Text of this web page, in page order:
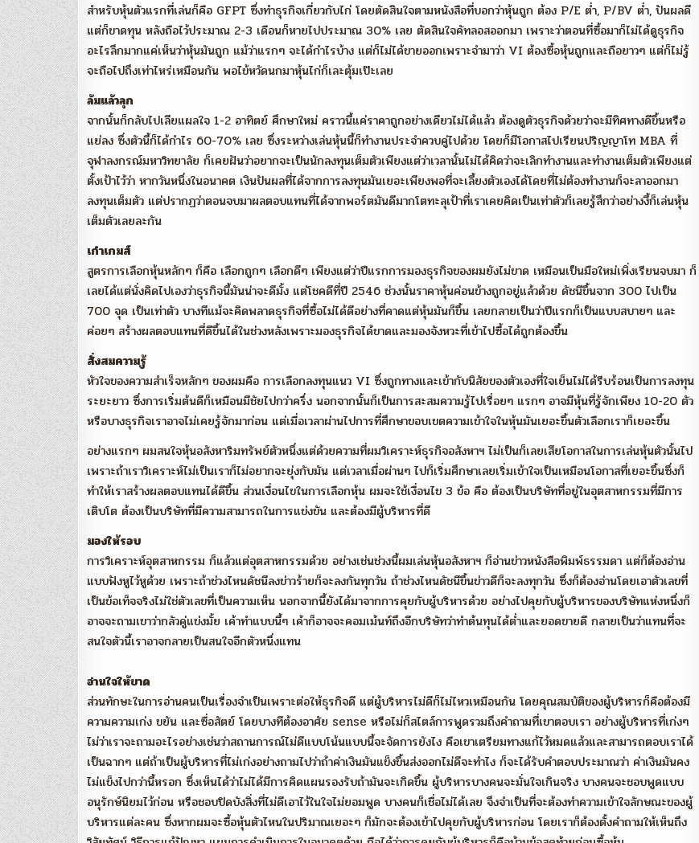
สำหรับหุ้นตัวแรกที่เล่นก็คือ GFPT ซึ่งทำธุรกิจเกี่ยวกับไก่ โดยตัดสินใจตามหนังสือที่บอกว่าหุ้นถูก ต้อง P/E ต่ำ, P/BV ต่ำ, ปันผลดี
แต่ก็ขาดทุน หลังถือไว้ประมาณ 2-3 เดือนก็หายไปประมาณ 30% เลย ตัดสินใจคัทลอสออกมา เพราะว่าตอนที่ซื้อมาก็ไม่ได้ดูธุรกิจ
อะไรลึกมากแค่เห็นว่าหุ้นมันถูก แม้ว่าแรกๆ จะได้กำไรบ้าง แต่ก็ไม่ได้ขายออกเพราะจำมาว่า VI ต้องซื้อหุ้นถูกและถือยาวๆ แต่ก็ไม่รู้
จะถือไปถึงเท่าไหร่เหมือนกัน พอไข้หวัดนกมาหุ้นไก่ก็เละตุ้มเป๊ะเลย
ล้มแล้วลุก
จากนั้นก็กลับไปเลียแผลใจ 1-2 อาทิตย์ ศึกษาใหม่ คราวนี้แค่ราคาถูกอย่างเดียวไม่ได้แล้ว ต้องดูตัวธุรกิจด้วยว่าจะมีทิศทางดีขึ้นหรือ
แย่ลง ซึ่งตัวนี้ก็ได้กำไร 60-70% เลย ซึ่งระหว่างเล่นหุ้นนี้ก็ทำงานประจำควบคู่ไปด้วย โดยก็มีโอกาสไปเรียนปริญญาโท MBA ที่
จุฬาลงกรณ์มหาวิทยาลัย ก็เคยฝันว่าอยากจะเป็นนักลงทุนเต็มตัวเพียงแต่ว่าเวลานั้นไม่ได้คิดว่าจะเลิกทำงานและทำงานเต็มตัวเพียงแต่
ตั้งเป้าไว้ว่า หากวันหนึ่งในอนาคต เงินปันผลที่ได้จากการลงทุนมันเยอะเพียงพอที่จะเลี้ยงตัวเองได้โดยที่ไม่ต้องทำงานก็จะลาออกมา
ลงทุนเต็มตัว แต่ปรากฏว่าตอนจบมาผลตอบแทนที่ได้จากพอร์ตมันดีมากโตทะลุเป้าที่เราเคยคิดเป็นเท่าตัวก็เลยรู้สึกว่าอย่างงี้ก็เล่นหุ้น
เต็มตัวเลยละกัน
เก๋าเกมส์
สูตรการเลือกหุ้นหลักๆ ก็คือ เลือกถูกๆ เลือกดีๆ เพียงแต่ว่าปีแรกการมองธุรกิจของผมยังไม่ขาด เหมือนเป็นมือใหม่เพิ่งเรียนจบมา ก็
เลยได้แต่นั่งคิดไปเองว่าธุรกิจนี้มันน่าจะดีมั้ง แต่โชคดีที่ปี 2546 ช่วงนั้นราคาหุ้นค่อนข้างถูกอยู่แล้วด้วย ดัชนีขึ้นจาก 300 ไปเป็น
700 จุด เป็นเท่าตัว บางทีแม้จะคิดพลาดธุรกิจที่ซื้อไม่ได้ดีอย่างที่คาดแต่หุ้นมันก็ขึ้น เลยกลายเป็นว่าปีแรกก็เป็นแบบสบายๆ และ
ค่อยๆ สร้างผลตอบแทนที่ดีขึ้นได้ในช่วงหลังเพราะมองธุรกิจได้ขาดและมองจังหวะที่เข้าไปซื้อได้ถูกต้องขึ้น
สั่งสมความรู้
หัวใจของความสำเร็จหลักๆ ของผมคือ การเลือกลงทุนแนว VI ซึ่งถูกทางและเข้ากับนิสัยของตัวเองที่ใจเย็นไม่ได้รีบร้อนเป็นการลงทุน
ระยะยาว ซึ่งการเริ่มต้นดีก็เหมือนมีชัยไปกว่าครึ่ง นอกจากนั้นก็เป็นการสะสมความรู้ไปเรื่อยๆ แรกๆ อาจมีหุ้นที่รู้จักเพียง 10-20 ตัว
หรือบางธุรกิจเราอาจไม่เคยรู้จักมาก่อน แต่เมื่อเวลาผ่านไปการที่ศึกษาขอบเขตความเข้าใจในหุ้นมันเยอะขึ้นตัวเลือกเราก็เยอะขึ้น
อย่างแรกๆ ผมสนใจหุ้นอสังหาริมทรัพย์ตัวหนึ่งแต่ด้วยความที่ผมวิเคราะห์ธุรกิจอสังหาฯ ไม่เป็นก็เลยเสียโอกาสในการเล่นหุ้นตัวนั้นไป
เพราะถ้าเราวิเคราะห์ไม่เป็นเราก็ไม่อยากจะยุ่งกับมัน แต่เวลาเมื่อผ่านๆ ไปก็เริ่มศึกษาเลยเริ่มเข้าใจเป็นเหมือนโอกาสที่เยอะขึ้นซึ่งก็
ทำให้เราสร้างผลตอบแทนได้ดีขึ้น ส่วนเงื่อนไขในการเลือกหุ้น ผมจะใช้เงื่อนไข 3 ข้อ คือ ต้องเป็นบริษัทที่อยู่ในอุตสาหกรรมที่มีการ
เติบโต ต้องเป็นบริษัทที่มีความสามารถในการแข่งขัน และต้องมีผู้บริหารที่ดี
มองให้รอบ
การวิเคราะห์อุตสาหกรรม ก็แล้วแต่อุตสาหกรรมด้วย อย่างเช่นช่วงนี้ผมเล่นหุ้นอสังหาฯ ก็อ่านข่าวหนังสือพิมพ์ธรรมดา แต่ก็ต้องอ่าน
แบบฟังหูไว้หูด้วย เพราะถ้าช่วงไหนดัชนีลงข่าวร้ายก็จะลงกันทุกวัน ถ้าช่วงไหนดัชนีขึ้นข่าวดีก็จะลงทุกวัน ซึ่งก็ต้องอ่านโดยเอาตัวเลขที่
เป็นข้อเท็จจริงไม่ใช่ตัวเลขที่เป็นความเห็น นอกจากนี้ยังได้มาจากการคุยกับผู้บริหารด้วย อย่างไปคุยกับผู้บริหารของบริษัทแห่งหนึ่งก็
อาจจะถามเขาว่ากลัวคู่แข่งมั้ย เค้าทำแบบนี้ๆ เค้าก็อาจจะคอมเม้นท์ถึงอีกบริษัทว่าทำต้นทุนได้ต่ำและยอดขายดี กลายเป็นว่าแทนที่จะ
สนใจตัวนี้เราอาจกลายเป็นสนใจอีกตัวหนึ่งแทน
อ่านใจให้ขาด
ส่วนทักษะในการอ่านคนเป็นเรื่องจำเป็นเพราะต่อให้ธุรกิจดี แต่ผู้บริหารไม่ดีก็ไม่ไหวเหมือนกัน โดยคุณสมบัติของผู้บริหารก็คือต้องมี
ความความเก่ง ขยัน และซื่อสัตย์ โดยบางทีต้องอาศัย sense หรือไม่ก็สไตล์การพูดรวมถึงคำถามที่เขาตอบเรา อย่างผู้บริหารที่เก่งๆ
ไม่ว่าเราจะถามอะไรอย่างเช่นว่าสถานการณ์ไม่ดีแบบโน้นแบบนี้จะจัดการยังไง คือเขาเตรียมทางแก้ไว้หมดแล้วและสามารถตอบเราได้
เป็นฉากๆ แต่ถ้าเป็นผู้บริหารที่ไม่เก่งอย่างถามไปว่าถ้าค่าเงินมันแข็งขึ้นส่งออกไม่ดีจะทำไง ก็จะได้รับคำตอบประมาณว่า ค่าเงินมันคง
ไม่แข็งไปกว่านี้หรอก ซึ่งเห็นได้ว่าไม่ได้มีการคิดแผนรองรับถ้ามันจะเกิดขึ้น ผู้บริหารบางคนจะมั่นใจเกินจริง บางคนจะชอบพูดแบบ
อนุรักษ์นิยมไว้ก่อน หรือชอบปิดบังสิ่งที่ไม่ดีเอาไว้ในใจไม่ยอมพูด บางคนก็เชื่อไม่ได้เลย จึงจำเป็นที่จะต้องทำความเข้าใจลักษณะของผู้
บริหารแต่ละคน ซึ่งหากผมจะซื้อหุ้นตัวไหนในปริมาณเยอะๆ ก็มักจะต้องเข้าไปคุยกับผู้บริหารก่อน โดยเราก็ต้องตั้งคำถามให้เห็นถึง